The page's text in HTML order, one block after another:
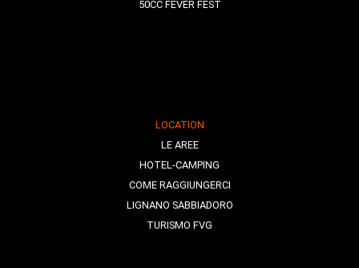
50CC FEVER FEST
LOCATION
LE AREE
HOTEL-CAMPING
COME RAGGIUNGERCI
LIGNANO SABBIADORO
TURISMO FVG